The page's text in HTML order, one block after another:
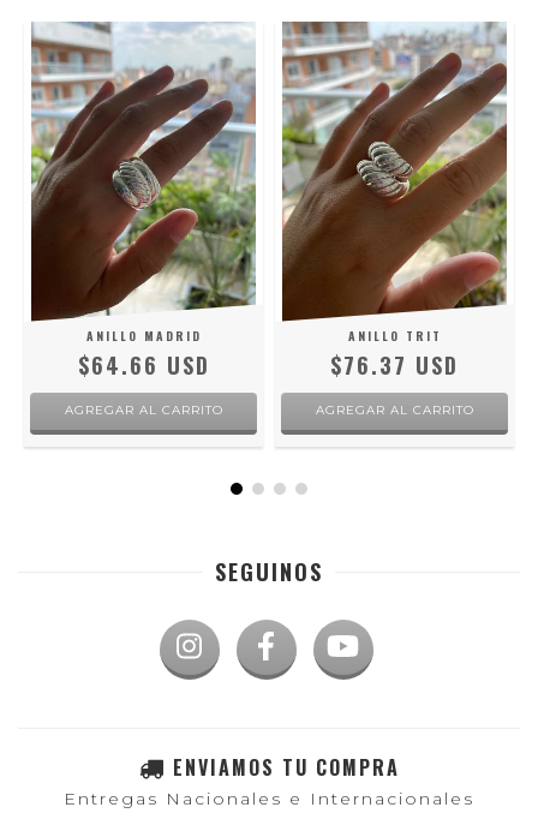
ANILLO MADRID
$64.66 USD
AGREGAR AL CARRITO
ANILLO TRIT
$76.37 USD
AGREGAR AL CARRITO
SEGUINOS
ENVIAMOS TU COMPRA
Entregas Nacionales e Internacionales